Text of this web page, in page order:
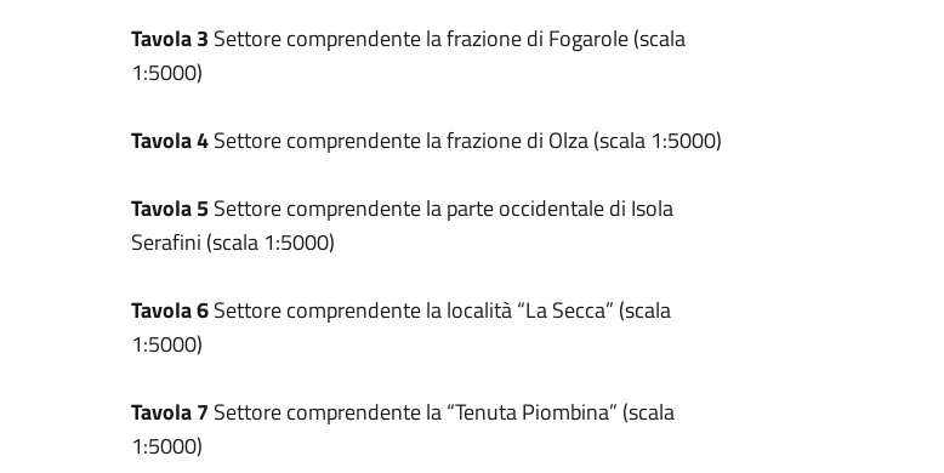
Tavola 3 Settore comprendente la frazione di Fogarole (scala
1:5000)
Tavola 4Settore comprendente la frazione di Olza (scala 1:5000)
Tavola 5Settore comprendente la parte occidentale di Isola
Serafini (scala 1:5000)
Tavola 6Settore comprendente la località “La Secca” (scala
1:5000)
Tavola 7 Settore comprendente la “Tenuta Piombina” (scala
1:5000)